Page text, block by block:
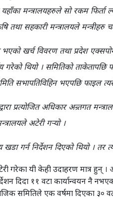
यहाँका मन्त्रालयहरुले सो रकम
तथा सहकारी मन्त्रालयले
खर्च विवरण तथा प्रदेश
गरेको थियो । समितिको
सभापतिविहिन भएपछि फाइल
प्रत्योजित अधिकार अन्र्तगत
अटेरी गर्‍यो ।
गर्न निर्देशन दिएको थियो । तर
गरेका यी केही उदाहरण मात्र हुन्
दिदा ११ वटा कार्यान्वयन नै
समितिले एक वर्षमा दिएका